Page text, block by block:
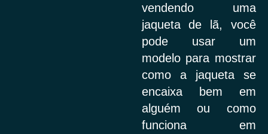
vendendo uma
jaqueta de lã, você
pode usar um
modelo para mostrar
como a jaqueta se
encaixa bem em
alguém ou como
funciona em